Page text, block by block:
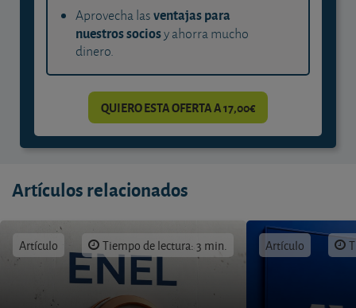
Aprovecha lasventajas para
nuestros sociosy ahorra mucho
dinero.
QUIERO ESTA OFERTA A 17,00€
Artículos relacionados
Artículo Tiempo de lectura: 3 min. Artículo